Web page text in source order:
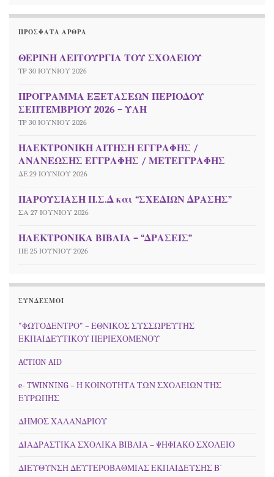
ΠΡΌΣΦΑΤΑ ΆΡΘΡΑ
ΘΕΡΙΝΗ ΛΕΙΤΟΥΡΓΙΑ ΤΟΥ ΣΧΟΛΕΙΟΥ
ΤΡ 30 ΙΟΥΝΊΟΥ 2026
ΠΡΟΓΡΑΜΜΑ ΕΞΕΤΑΣΕΩΝ ΠΕΡΙΟΔΟΥ
ΣΕΠΤEΜΒΡΙΟΥ 2026 – ΥΛΗ
ΤΡ 30 ΙΟΥΝΊΟΥ 2026
ΗΛΕΚΤΡΟΝΙΚΗ ΑΙΤΗΣΗ ΕΓΓΡΑΦΗΣ /
ΑΝΑΝΕΩΣΗΣ ΕΓΓΡΑΦΗΣ / ΜΕΤΕΓΓΡΑΦΗΣ
ΔΕ 29 ΙΟΥΝΊΟΥ 2026
ΠΑΡΟΥΣΙΑΣΗ Π.Σ.Δ και “ΣΧΕΔΙΩΝ ΔΡΑΣΗΣ”
ΣΑ 27 ΙΟΥΝΊΟΥ 2026
ΗΛΕΚΤΡΟΝΙΚΑ ΒΙΒΛΙΑ – “ΔΡΑΣΕΙΣ”
ΠΕ 25 ΙΟΥΝΊΟΥ 2026
ΣΎΝΔΕΣΜΟΙ
"ΦΩΤΟΔΕΝΤΡΟ" – ΕΘΝΙΚΟΣ ΣΥΣΣΩΡΕΥΤΗΣ
ΕΚΠΑΙΔΕΥΤΙΚΟΥ ΠΕΡΙΕΧΟΜΕΝΟΥ
ACTION AID
e- TWINNING – Η ΚΟΙΝΟΤΗΤΑ ΤΩΝ ΣΧΟΛΕΙΩΝ ΤΗΣ
ΕΥΡΩΠΗΣ
ΔΗΜΟΣ ΧΑΛΑΝΔΡΙΟΥ
ΔΙΑΔΡΑΣΤΙΚΑ ΣΧΟΛΙΚΑ ΒΙΒΛΙΑ – ΨΗΦΙΑΚΟ ΣΧΟΛΕΙΟ
ΔΙΕΥΘΥΝΣΗ ΔΕΥΤΕΡΟΒΑΘΜΙΑΣ ΕΚΠΑΙΔΕΥΣΗΣ Β΄